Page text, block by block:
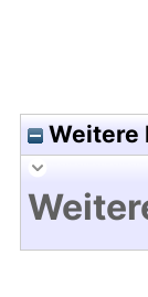
Weitere